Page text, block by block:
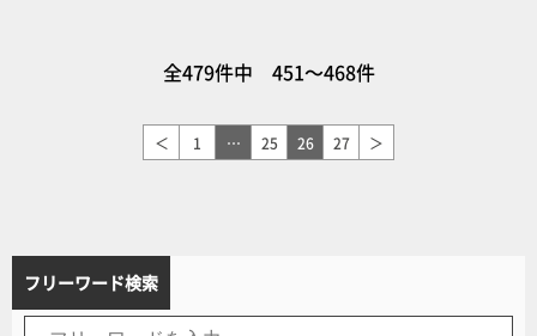
ール アナザーカラーVer.案内
全479件中 451～468件
＜ 1 … 25 26 27 ＞
フリーワード検索